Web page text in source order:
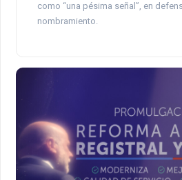
como “una pésima señal”, en
nombramiento.